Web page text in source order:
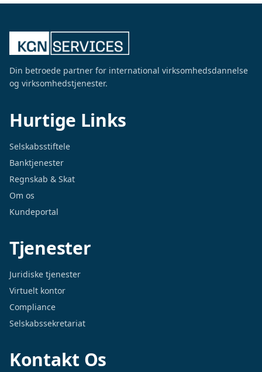
Din betroede partner for international virksomhedsdannelse
og virksomhedstjenester.
Hurtige Links
Selskabsstiftele
Banktjenester
Regnskab & Skat
Om os
Kundeportal
Tjenester
Juridiske tjenester
Virtuelt kontor
Compliance
Selskabssekretariat
Kontakt Os